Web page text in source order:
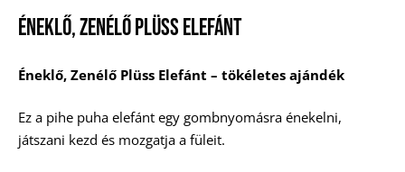
Éneklő, Zenélő Plüss Elefánt
Éneklő, Zenélő Plüss Elefánt – tökéletes ajándék
Ez a pihe puha elefánt egy gombnyomásra énekelni,
játszani kezd és mozgatja a füleit.